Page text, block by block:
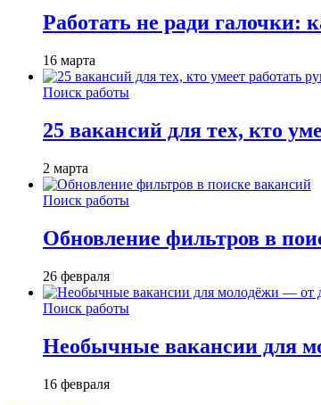
Работать не ради галочки:
16 марта
Поиск работы
25 вакансий для тех, кто
2 марта
Поиск работы
Обновление фильтров в
26 февраля
Поиск работы
Необычные вакансии для
16 февраля